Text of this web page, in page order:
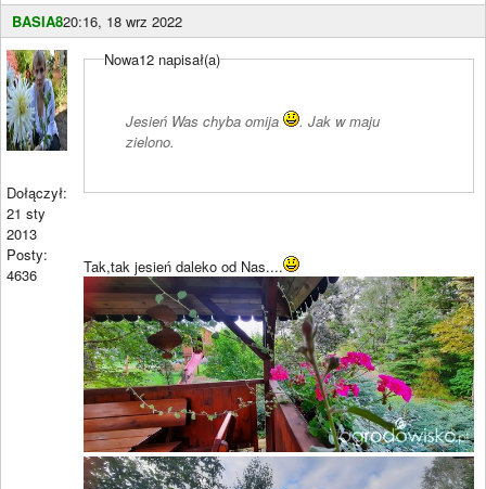
BASIA820:16, 18 wrz 2022
Dołączył:
21 sty
2013
Posty:
4636
Nowa12 napisał(a)
Jesień Was chyba omija
. Jak w maju
zielono.
Tak,tak jesień daleko od Nas....